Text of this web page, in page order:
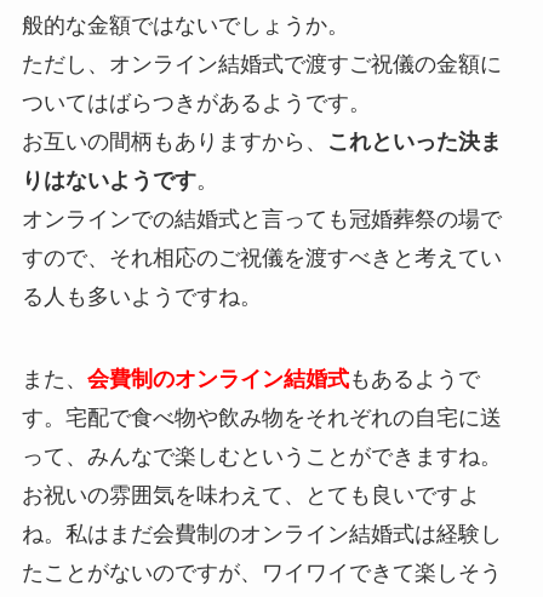
般的な金額ではないでしょうか。
ただし、オンライン結婚式で渡すご祝儀の金額に
ついてはばらつきがあるようです。
お互いの間柄もありますから、
これといった決ま
りはないようです。
オンラインでの結婚式と言っても冠婚葬祭の場で
すので、それ相応のご祝儀を渡すべきと考えてい
る人も多いようですね。
また、 会費制のオンライン結婚式もあるようで
す。宅配で食べ物や飲み物をそれぞれの自宅に送
って、みんなで楽しむということができますね。
お祝いの雰囲気を味わえて、とても良いですよ
ね。私はまだ会費制のオンライン結婚式は経験し
たことがないのですが、ワイワイできて楽しそう